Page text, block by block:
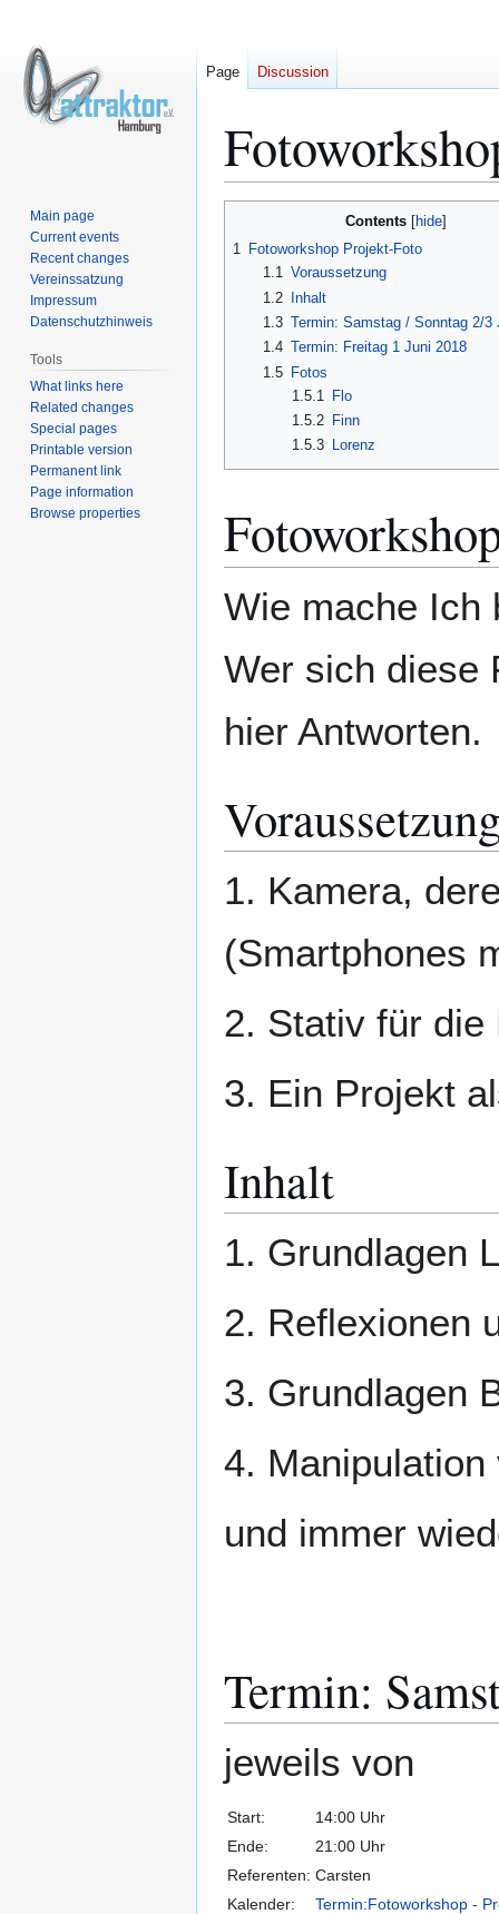
Contents
1 Fotoworkshop Projekt-Foto
1.1 Voraussetzung
1.2
Inhalt
1.3 Termin: Samstag / Sonntag 2/3
1.4 Termin: Freitag 1 Juni 2018
1.5
Fotos
1.5.1
Flo
1.5.2 Finn
1.5.3 Lorenz
Wie mache Ich
Wer sich diese
hier Antworten.
1. Kamera,
(Smartphones
2. Stativ für die
3. Ein Projekt
Inhalt
1. Grundlagen
2. Reflexionen
3. Grundlagen
4. Manipulation
und immer
Termin:
jeweils von
Start:
14:00 Uhr
Ende:
21:00 Uhr
Referenten: Carsten
Kalender:
Termin:Fotoworkshop -
Page Discussion
Main page
Current events
Recent changes
Vereinssatzung
Impressum
Datenschutzhinweis
Tools
What links here
Related changes
Special pages
Printable version
Permanent link
Page information
Browse properties